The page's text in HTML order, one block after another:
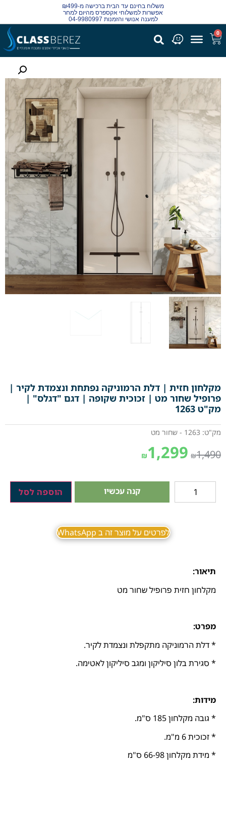
משלוח בחינם עד הבית ברכישה מ-₪499
אפשרות למשלוחי אקספרס מהיום למחר
למענה אנושי והזמנות 04-9980997
0
מקלחון חזית | דלת הרמוניקה נפתחת ונצמדת לקיר |
פרופיל שחור מט | זכוכית שקופה | דגם "דגלס" |
מק"ט 1263
מק"ט: 1263 - שחור מט
₪1,490
₪1,299
קנה עכשיו הוספה לסל
לפרטים על מוצר זה ב WhatsApp
תיאור:
מקלחון חזית פרופיל שחור מט
מפרט:
* דלת הרמוניקה מתקפלת ונצמדת לקיר.
* סגירת בלון סיליקון ומגב סיליקון לאטימה.
מידות:
* גובה מקלחון 185 ס"מ.
* זכוכית 6 מ"מ.
* מידת מקלחון 66-98 ס"מ